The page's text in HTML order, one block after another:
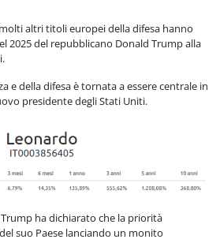
altri titoli europei della difesa hanno
2025 del repubblicano Donald Trump alla
e della difesa è tornata a essere centrale in
presidente degli Stati Uniti.
ha dichiarato che la priorità
suo Paese lanciando un monito